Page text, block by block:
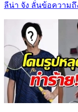
ลีน่า จัง ลั่นข้อความถึ